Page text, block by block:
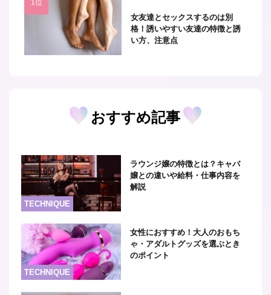
女友達とセックスするのは別
格！誘いやすい友達の特徴と誘
い方、注意点
おすすめ記事
TECHNIQUE
ラウンジ嬢の特徴とは？キャバ
嬢との違いや給料・仕事内容を
解説
TECHNIQUE
女性におすすめ！大人のおもち
ゃ・アダルトグッズを選ぶとき
のポイント